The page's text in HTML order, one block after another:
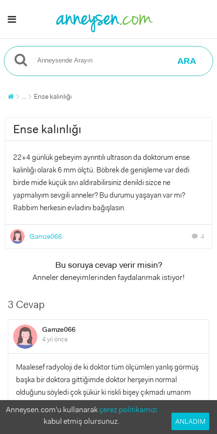
ARA
... Ense kalınlığı
Ense kalınlığı
22+4 günlük gebeyim ayrıntılı ultrason da doktorum ense
kalınlığı olarak 6 mm ölçtü. Böbrek de genişleme var dedi
birde mide küçük sıvı aldırabilirsiniz denildi sizce ne
yapmalıyım sevgili anneler? Bu durumu yaşayan var mı?
Rabbim herkesin evladını bağışlasın.
Gamze066 chat 4
Bu soruya cevap verir misin?
Anneler deneyimlerinden faydalanmak istiyor!
3 Cevap
Gamze066
4 yıl önce
Maalesef radyoloji de ki doktor tüm ölçümleri yanlış görmüş
başka bir doktora gittiğimde doktor herşeyin normal
olduğunu söyledi çok şükür ki riskli bişey çıkmadı umarım
kimsede de çıkmaz cevaplar için teşekkürler
YANITLA
Anneysen.com'u kullanarakçerez politikamızı
kabul etmiş olursunuz.
ANLADIM